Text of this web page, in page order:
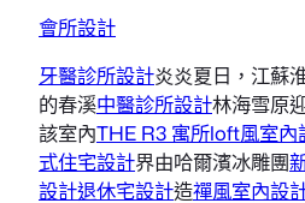
會所設計
牙醫診所設計炎炎夏日，江蘇
的春溪中醫診所設計林海雪原
該室內THE R3 寓所loft風室內
式住宅設計界由哈爾濱冰雕團
設計退休宅設計造禪風室內設